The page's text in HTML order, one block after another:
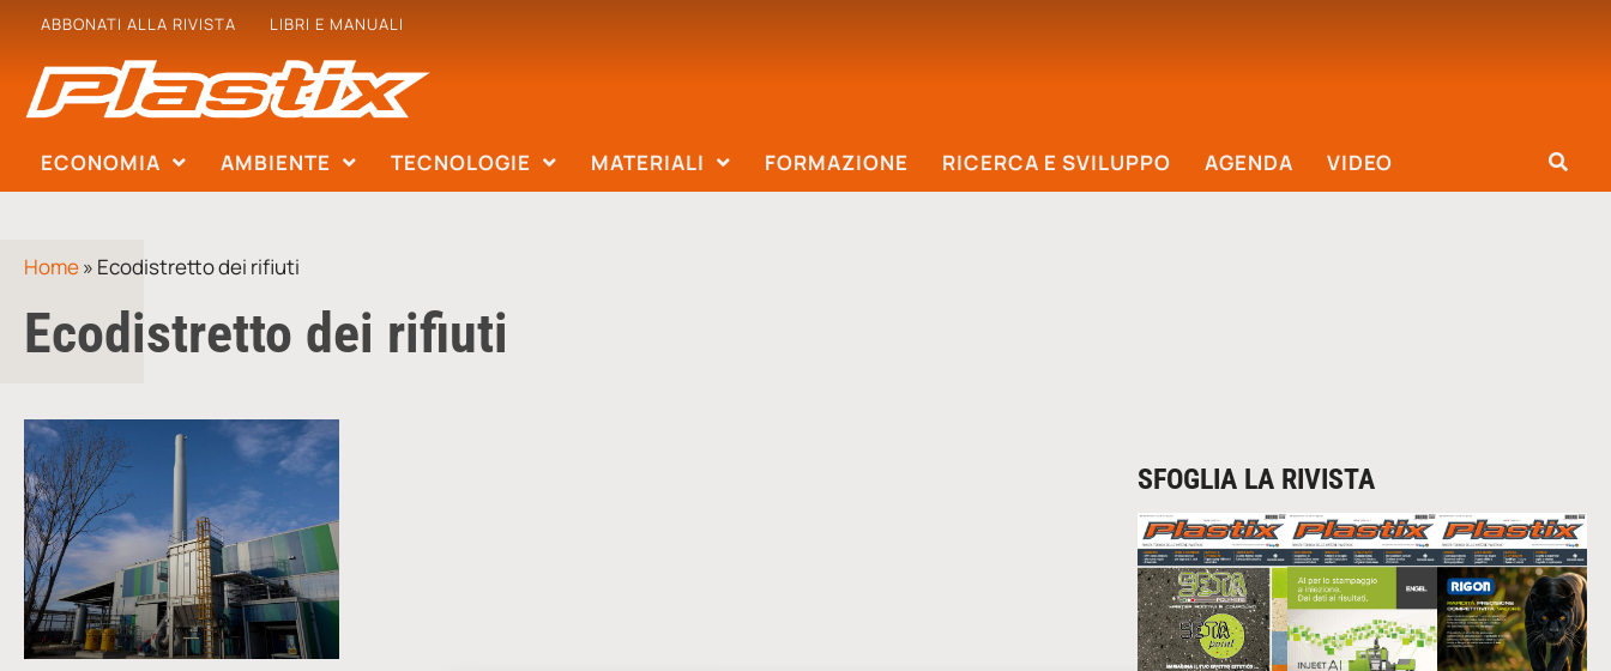
ABBONATI ALLA RIVISTA LIBRI E MANUALI
ECONOMIA AMBIENTE TECNOLOGIE MATERIALI FORMAZIONE RICERCA E SVILUPPO AGENDA VIDEO
Home» Ecodistretto dei rifiuti
Ecodistretto dei rifiuti
SFOGLIA LA RIVISTA